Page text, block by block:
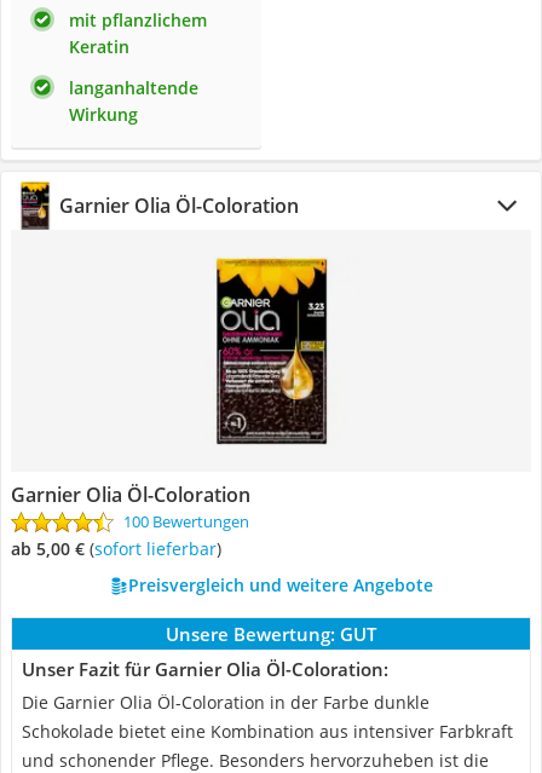
mit pflanzlichem
Keratin
langanhaltende
Wirkung
Garnier Olia Öl-Coloration
Garnier Olia Öl-Coloration
100 Bewertungen
ab 5,00 € ( Sofort lieferbar)
Preisvergleich und weitere Angebote
Unsere Bewertung: GUT
Unser Fazit für Garnier Olia Öl-Coloration:
Die Garnier Olia Öl-Coloration in der Farbe dunkle
Schokolade bietet eine Kombination aus intensiver Farbkraft
und schonender Pflege. Besonders hervorzuheben ist die